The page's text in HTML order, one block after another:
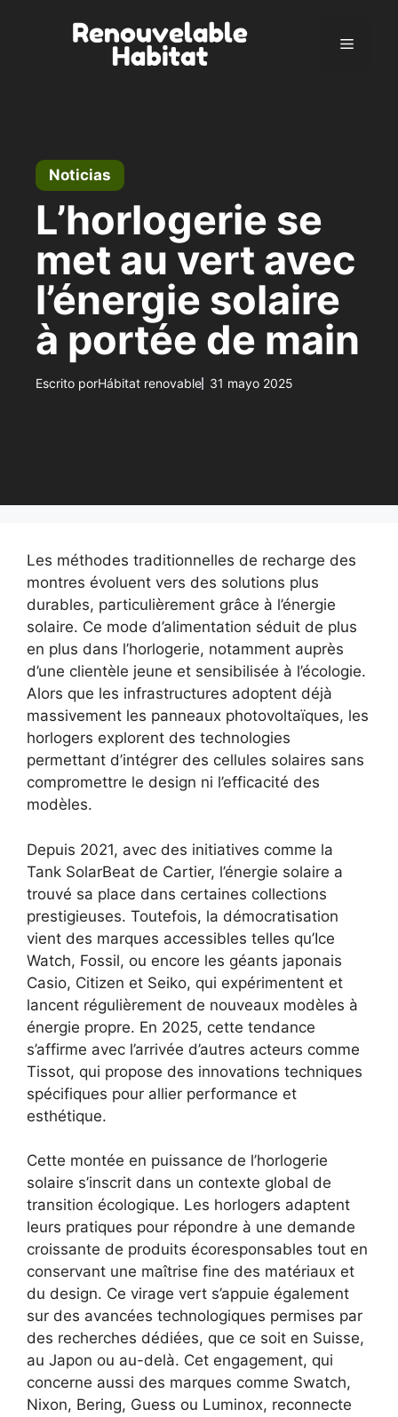
Menú
Noticias
L’horlogerie se
met au vert avec
l’énergie solaire
à portée de main
Escrito porHábitat renovable 31 mayo 2025
Les méthodes traditionnelles de recharge des
montres évoluent vers des solutions plus
durables, particulièrement grâce à l’énergie
solaire. Ce mode d’alimentation séduit de plus
en plus dans l’horlogerie, notamment auprès
d’une clientèle jeune et sensibilisée à l’écologie.
Alors que les infrastructures adoptent déjà
massivement les panneaux photovoltaïques, les
horlogers explorent des technologies
permettant d’intégrer des cellules solaires sans
compromettre le design ni l’efficacité des
modèles.
Depuis 2021, avec des initiatives comme la
Tank SolarBeat de Cartier, l’énergie solaire a
trouvé sa place dans certaines collections
prestigieuses. Toutefois, la démocratisation
vient des marques accessibles telles qu’Ice
Watch, Fossil, ou encore les géants japonais
Casio, Citizen et Seiko, qui expérimentent et
lancent régulièrement de nouveaux modèles à
énergie propre. En 2025, cette tendance
s’affirme avec l’arrivée d’autres acteurs comme
Tissot, qui propose des innovations techniques
spécifiques pour allier performance et
esthétique.
Cette montée en puissance de l’horlogerie
solaire s’inscrit dans un contexte global de
transition écologique. Les horlogers adaptent
leurs pratiques pour répondre à une demande
croissante de produits écoresponsables tout en
conservant une maîtrise fine des matériaux et
du design. Ce virage vert s’appuie également
sur des avancées technologiques permises par
des recherches dédiées, que ce soit en Suisse,
au Japon ou au-delà. Cet engagement, qui
concerne aussi des marques comme Swatch,
Nixon, Bering, Guess ou Luminox, reconnecte